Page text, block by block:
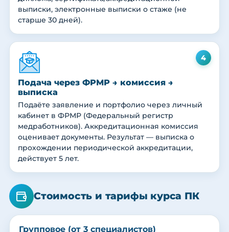
выписки, электронные выписки о стаже (не
старше 30 дней).
4
Подача через ФРМР → комиссия →
выписка
Подаёте заявление и портфолио через личный
кабинет в ФРМР (Федеральный регистр
медработников). Аккредитационная комиссия
оценивает документы. Результат — выписка о
прохождении периодической аккредитации,
действует 5 лет.
Стоимость и тарифы курса ПК
Групповое (от 3 специалистов)